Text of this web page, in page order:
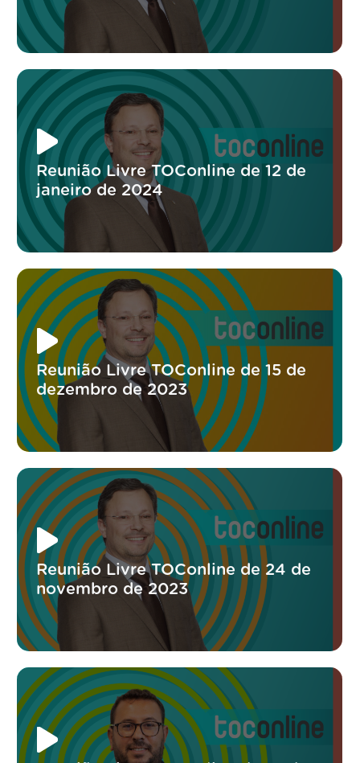
Reunião Livre TOConline de 12 de
janeiro de 2024
Reunião Livre TOConline de 15 de
dezembro de 2023
Reunião Livre TOConline de 24 de
novembro de 2023